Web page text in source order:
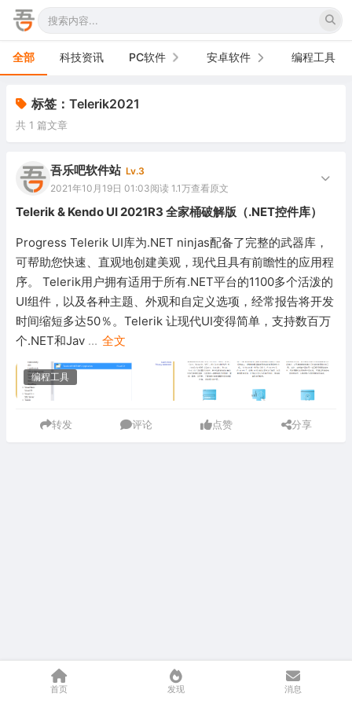
首页 发现 消息
全部 科技资讯 PC软件
办公软件
网络软件
图形图像
游戏娱乐
安全防御
系统下载
系统工具
安卓软件
手机软件
电视软件
车机软件
编程工具
标签：Telerik2021
共 1 篇文章
吾乐吧软件站 Lv.3
2021年10月19日 01:03阅读 1.1万查看原文
Telerik & Kendo UI 2021R3 全家桶破解版（.NET控件库）
Progress Telerik UI库为.NET ninjas配备了完整的武器库，
可帮助您快速、直观地创建美观，现代且具有前瞻性的应用程
序。 Telerik用户拥有适用于所有.NET平台的1100多个活泼的
UI组件，以及各种主题、外观和自定义选项，经常报告将开发
时间缩短多达50％。Telerik 让现代UI变得简单，支持数百万
个.NET和Jav ... 全文
编程工具
转发 评论 点赞 分享